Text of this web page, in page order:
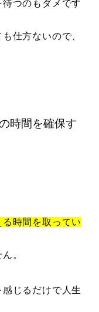
つのもダメです
仕方ないので、
時間を確保す
る時間を取ってい
。
じるだけで人生